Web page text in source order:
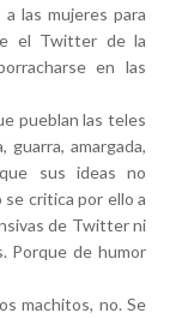
las mujeres para
el Twitter de la
en las
pueblan las teles
amargada,
sus ideas no
critica por ello a
de Twitter ni
Porque de humor
machitos, no. Se